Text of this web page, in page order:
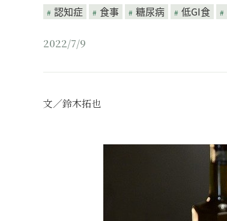
認知症
食事 糖尿病 低GI食
2022/7/9
文／鈴木拓也